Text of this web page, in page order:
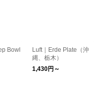
Bowl
Luft｜Erde Plate（沖
縄、栃木）
1,430円～